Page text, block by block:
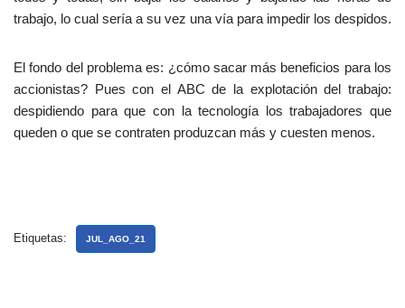
trabajo, lo cual sería a su vez una vía para impedir los despidos.
El fondo del problema es: ¿cómo sacar más beneficios para los
accionistas? Pues con el ABC de la explotación del trabajo:
despidiendo para que con la tecnología los trabajadores que
queden o que se contraten produzcan más y cuesten menos.
Etiquetas: JUL_AGO_21